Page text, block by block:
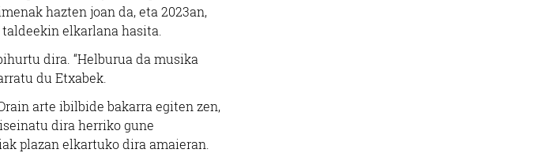
hazten joan da, eta 2023an,
elkarlana hasita.
dira. “Helburua da musika
du Etxabek.
arte ibilbide bakarra egiten zen,
dira herriko gune
plazan elkartuko dira amaieran.